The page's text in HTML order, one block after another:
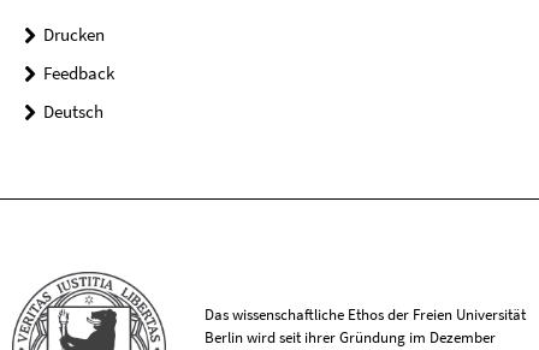
Drucken
Feedback
Deutsch
Das wissenschaftliche Ethos der Freien Universität
Berlin wird seit ihrer Gründung im Dezember